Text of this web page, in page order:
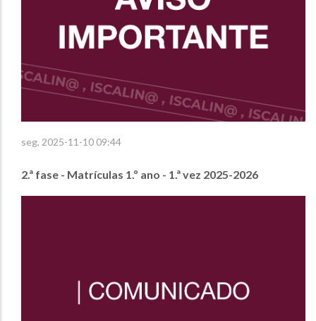
seg, 2025-11-10 09:44
2.ª fase - Matrículas 1.º ano - 1.ª vez 2025-2026